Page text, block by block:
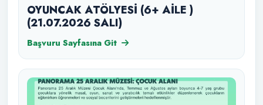
OYUNCAK ATÖLYESİ (6+ AİLE )
(21.07.2026 SALI)
Başvuru Sayfasına Git